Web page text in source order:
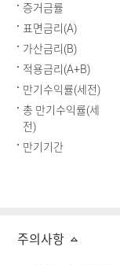
증거금률
표면금리(A)
가산금리(B)
적용금리(A+B)
만기수익률(세전)
총 만기수익률(세
전)
만기기간
주의사항